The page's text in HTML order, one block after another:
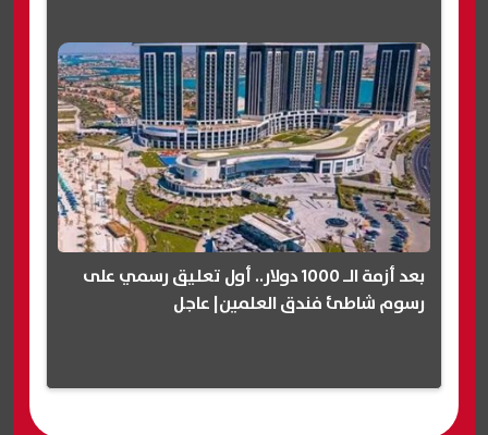
بعد أزمة الـ 1000 دولار.. أول تعليق رسمي على
رسوم شاطئ فندق العلمين| عاجل